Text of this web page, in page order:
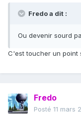
Fredo a dit :
Ou devenir sourd
C'est toucher un point
Fredo
Posté 11 mars